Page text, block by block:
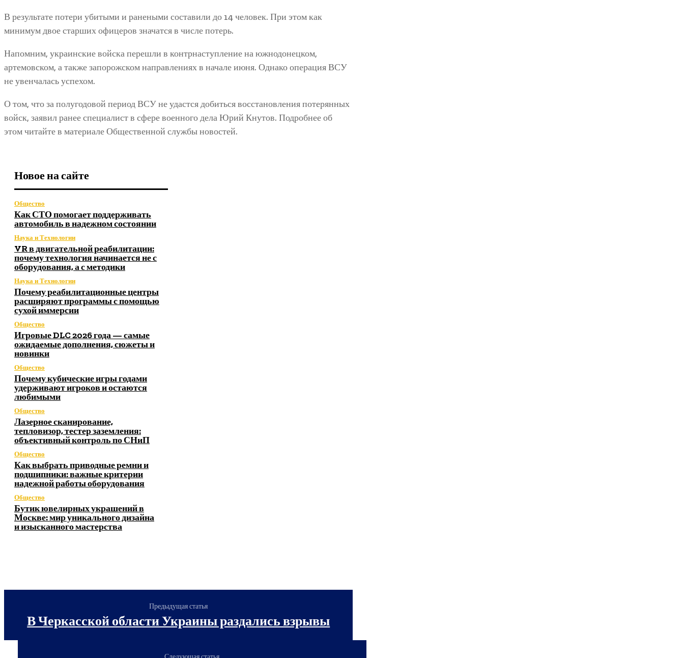
В результате потери убитыми и ранеными составили до 14 человек. При этом как
минимум двое старших офицеров значатся в числе потерь.
Напомним, украинские войска перешли в контрнаступление на южнодонецком,
артемовском, а также запорожском направлениях в начале июня. Однако операция ВСУ
не увенчалась успехом.
О том, что за полугодовой период ВСУ не удастся добиться восстановления потерянных
войск, заявил ранее специалист в сфере военного дела Юрий Кнутов. Подробнее об
этом читайте в материале Общественной службы новостей.
Новое на сайте
Общество
Как СТО помогает поддерживать
автомобиль в надежном состоянии
Наука и Технологии
VR в двигательной реабилитации:
почему технология начинается не с
оборудования, а с методики
Наука и Технологии
Почему реабилитационные центры
расширяют программы с помощью
сухой иммерсии
Общество
Игровые DLC 2026 года — самые
ожидаемые дополнения, сюжеты и
новинки
Общество
Почему кубические игры годами
удерживают игроков и остаются
любимыми
Общество
Лазерное сканирование,
тепловизор, тестер заземления:
объективный контроль по СНиП
Общество
Как выбрать приводные ремни и
подшипники: важные критерии
надежной работы оборудования
Общество
Бутик ювелирных украшений в
Москве: мир уникального дизайна
и изысканного мастерства
Предыдущая статья
В Черкасской области Украины раздались взрывы